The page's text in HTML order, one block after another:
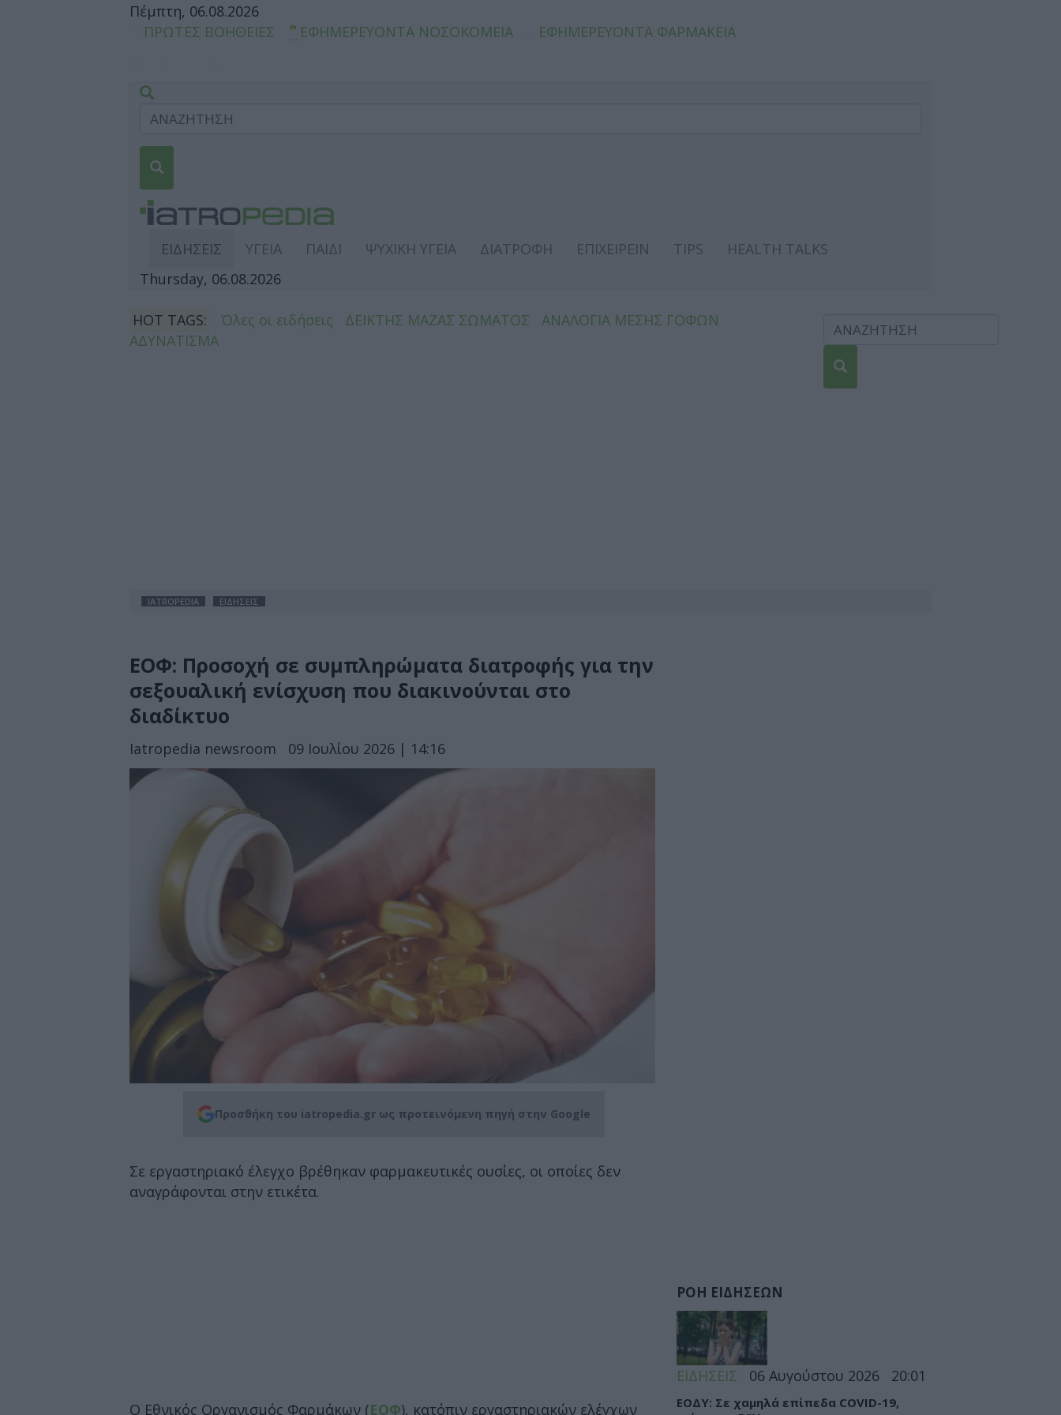
Πέμπτη, 06.08.2026
ΠΡΩΤΕΣ ΒΟΗΘΕΙΕΣ
ΕΦΗΜΕΡΕΥΟΝΤΑ ΝΟΣΟΚΟΜΕΙΑ ΕΦΗΜΕΡΕΥΟΝΤΑ ΦΑΡΜΑΚΕΙΑ
ΕΙΔΗΣΕΙΣ ΥΓΕΙΑ ΠΑΙΔΙ ΨΥΧΙΚΗ ΥΓΕΙΑ ΔΙΑΤΡΟΦΗ ΕΠΙΧΕΙΡΕΙΝ TIPS
HEALTH TALKS
Thursday, 06.08.2026
HOT TAGS: Όλες οι ειδήσεις ΔΕΙΚΤΗΣ ΜΑΖΑΣ ΣΩΜΑΤΟΣ
ΑΝΑΛΟΓΙΑ ΜΕΣΗΣ ΓΟΦΩΝ
ΑΔΥΝΑΤΙΣΜΑ
IATROPEDIA ΕΙΔΗΣΕΙΣ
ΕΟΦ: Προσοχή σε συμπληρώματα διατροφής για την
σεξουαλική ενίσχυση που διακινούνται στο
διαδίκτυο
Iatropedia newsroom 09 Ιουλίου 2026 | 14:16
Προσθήκη του iatropedia.gr ως προτεινόμενη πηγή στην Google
Σε εργαστηριακό έλεγχο βρέθηκαν φαρμακευτικές ουσίες, οι οποίες δεν
αναγράφονται στην ετικέτα.
Ο Εθνικός Οργανισμός Φαρμάκων (ΕΟΦ), κατόπιν εργαστηριακών ελέγχων
ΡΟΗ ΕΙΔΗΣΕΩΝ
ΕΙΔΗΣΕΙΣ 06 Αυγούστου 2026 20:01
ΕΟΔΥ: Σε χαμηλά επίπεδα COVID-19,